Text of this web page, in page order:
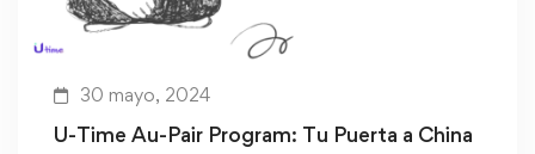
30 mayo, 2024
U-Time Au-Pair Program: Tu Puerta a China